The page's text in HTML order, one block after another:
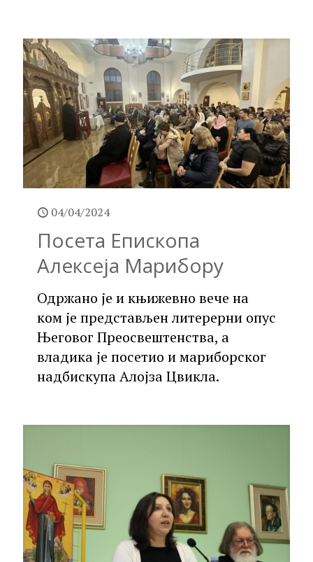
04/04/2024
Посета Епископа
Алексеја Марибору
Одржано је и књижевно вече на
ком је представљен литерерни опус
Његовог Преосвештенства, а
владика је посетио и мариборског
надбискупа Алојза Цвикла.